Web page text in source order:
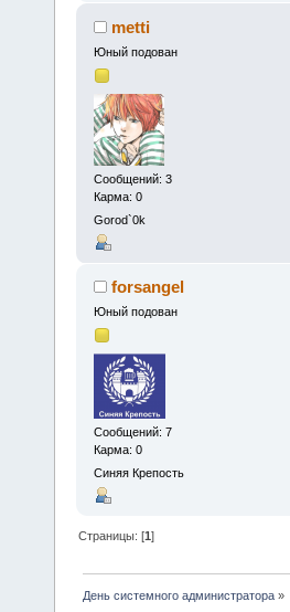
metti
Юный подован
Сообщений: 3
Карма: 0
Gorod`0k
forsangel
Юный подован
Сообщений: 7
Карма: 0
Синяя Крепость
Страницы: [1]
День системного администратора »